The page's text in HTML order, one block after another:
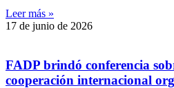
Leer más »
17 de junio de 2026
FADP brindó conferencia
cooperación internacional